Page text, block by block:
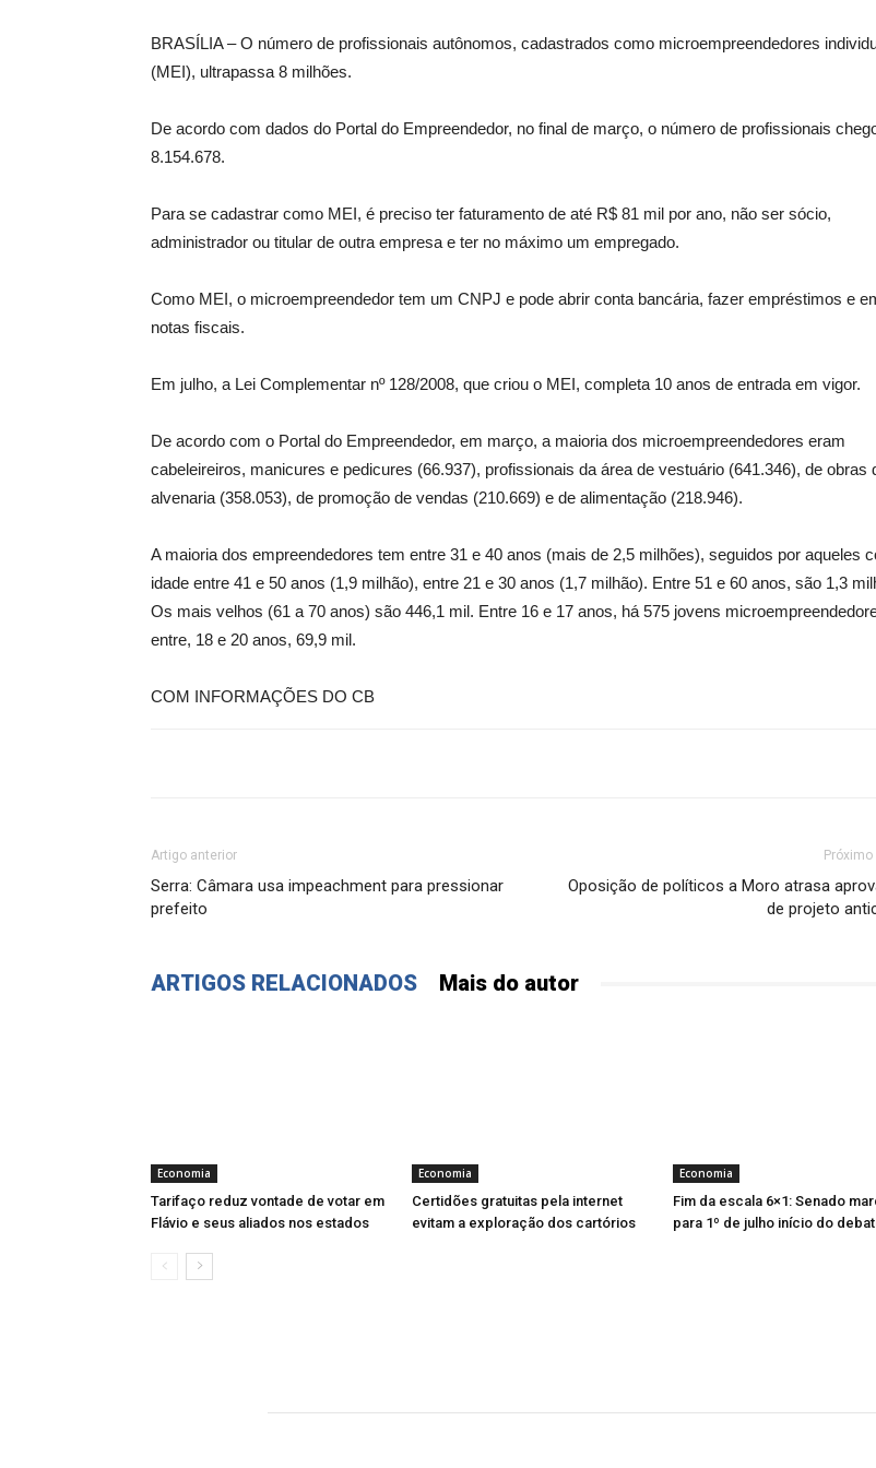
BRASÍLIA – O número de profissionais autônomos, cadastrados como microempreendedores
(MEI), ultrapassa 8 milhões.
De acordo com dados do Portal do Empreendedor, no final de março, o número de profissionais
8.154.678.
Para se cadastrar como MEI, é preciso ter faturamento de até R$ 81 mil por ano, não ser sócio,
administrador ou titular de outra empresa e ter no máximo um empregado.
Como MEI, o microempreendedor tem um CNPJ e pode abrir conta bancária, fazer empréstimos e
notas fiscais.
Em julho, a Lei Complementar nº 128/2008, que criou o MEI, completa 10 anos de entrada em vigor.
De acordo com o Portal do Empreendedor, em março, a maioria dos microempreendedores eram
cabeleireiros, manicures e pedicures (66.937), profissionais da área de vestuário (641.346), de obras
alvenaria (358.053), de promoção de vendas (210.669) e de alimentação (218.946).
A maioria dos empreendedores tem entre 31 e 40 anos (mais de 2,5 milhões), seguidos por aqueles
idade entre 41 e 50 anos (1,9 milhão), entre 21 e 30 anos (1,7 milhão). Entre 51 e 60 anos, são 1,3
Os mais velhos (61 a 70 anos) são 446,1 mil. Entre 16 e 17 anos, há 575 jovens
entre, 18 e 20 anos, 69,9 mil.
COM INFORMAÇÕES DO CB
Artigo anterior
Serra: Câmara usa impeachment para pressionar
prefeito
Oposição de políticos a Moro atrasa
de projeto
ARTIGOS RELACIONADOS Mais do autor
Economia
Tarifaço reduz vontade de votar em
Flávio e seus aliados nos estados
Economia
Certidões gratuitas pela internet
evitam a exploração dos cartórios
Economia
Fim da escala 6×1: Senado
para 1º de julho início do